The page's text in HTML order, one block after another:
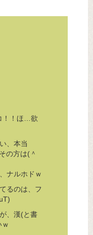
！！ほ…欲
、本当
の方は(＾
ナルホドｗ
るのは、フ
、漢(と書